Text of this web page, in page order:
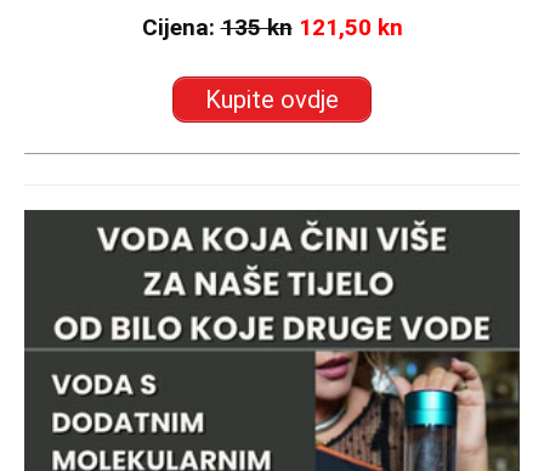
Cijena:135 kn 121,50 kn
Kupite ovdje